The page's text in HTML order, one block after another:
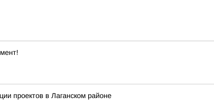
проектов в Лаганском районе